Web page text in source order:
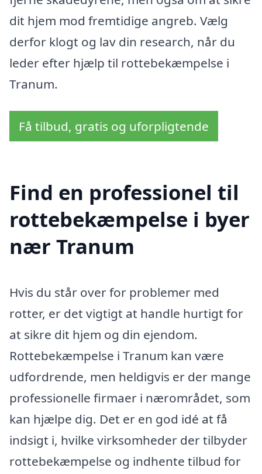
dit hjem mod fremtidige angreb. Vælg
derfor klogt og lav din research, når du
leder efter hjælp til rottebekæmpelse i
Tranum.
Få tilbud, gratis og uforpligtende
Find en professionel til
rottebekæmpelse i byer
nær Tranum
Hvis du står over for problemer med
rotter, er det vigtigt at handle hurtigt for
at sikre dit hjem og din ejendom.
Rottebekæmpelse i Tranum kan være
udfordrende, men heldigvis er der mange
professionelle firmaer i nærområdet, som
kan hjælpe dig. Det er en god idé at få
indsigt i, hvilke virksomheder der tilbyder
rottebekæmpelse og indhente tilbud for